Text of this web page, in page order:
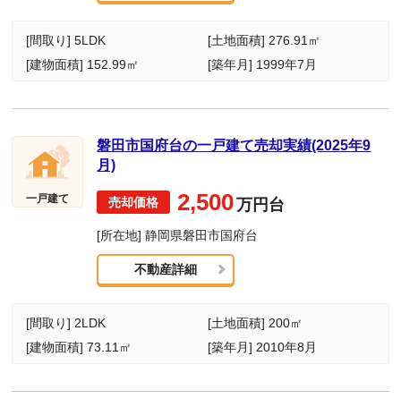
[間取り] 5LDK
[土地面積] 276.91㎡
[建物面積] 152.99㎡
[築年月] 1999年7月
一戸建て
磐田市国府台の一戸建て売却実績(2025年9
月)
2,500万円台
[所在地] 静岡県磐田市国府台
不動産詳細
[間取り] 2LDK
[土地面積] 200㎡
[建物面積] 73.11㎡
[築年月] 2010年8月